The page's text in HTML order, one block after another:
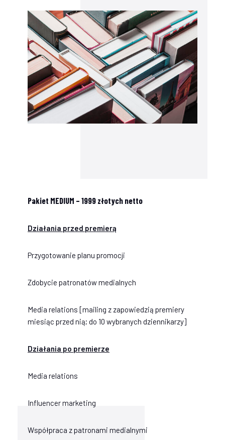
Pakiet MEDIUM – 1999 złotych netto
Działania przed premierą
Przygotowanie planu promocji
Zdobycie patronatów medialnych
Media relations [mailing z zapowiedzią premiery
miesiąc przed nią; do 10 wybranych dziennikarzy]
Działania po premierze
Media relations
Influencer marketing
Współpraca z patronami medialnymi